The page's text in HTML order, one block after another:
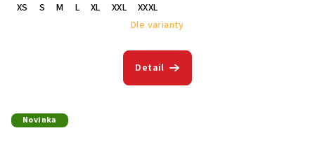
XS
S M L XL XXL
XXXL
Dle varianty
Detail
Novinka